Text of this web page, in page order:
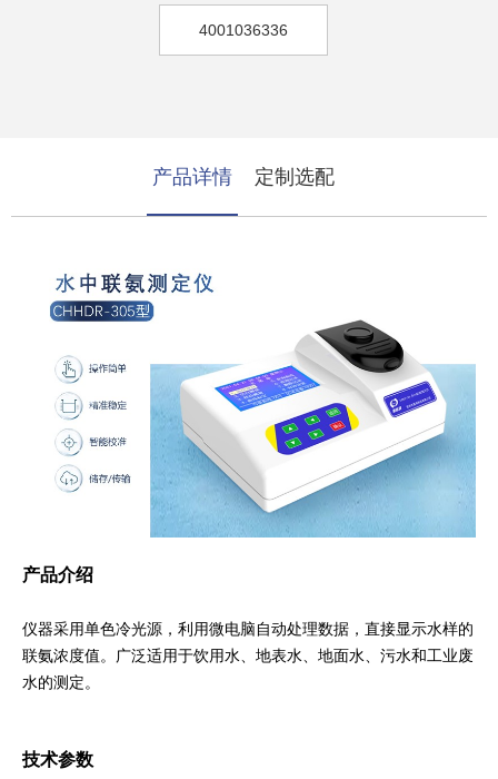
4001036336
产品详情 定制选配
产品介绍
仪器采用单色冷光源，利用微电脑自动处理数据，直接显示水样的
联氨浓度值。广泛适用于饮用水、地表水、地面水、污水和工业废
水的测定。
技术参数